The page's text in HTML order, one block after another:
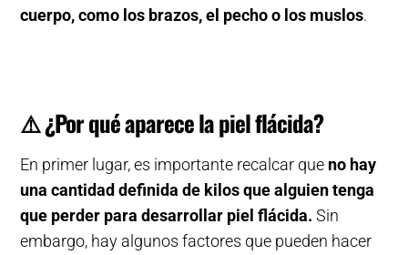
cuerpo, como los brazos, el pecho o los muslos.
⚠️¿Por qué aparece la piel flácida?
En primer lugar, es importante recalcar que no hay
una cantidad definida de kilos que alguien tenga
que perder para desarrollar piel flácida. Sin
embargo, hay algunos factores que pueden hacer